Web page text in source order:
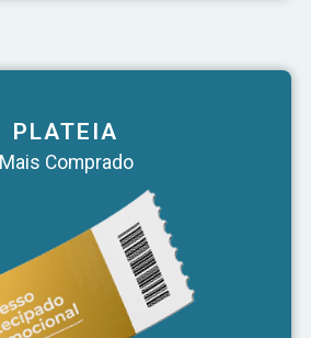
PLATEIA
Mais Comprado